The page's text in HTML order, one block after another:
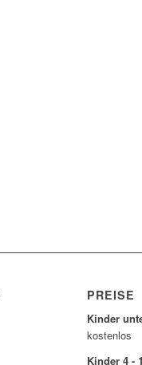
PREISE
Kinder
kostenlos
Kinder 4 -